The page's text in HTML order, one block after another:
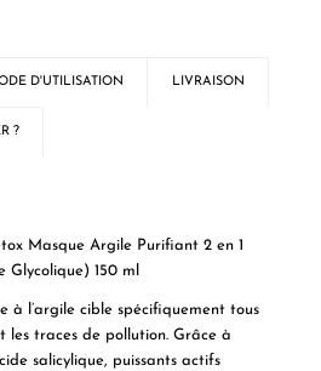
D'UTILISATION LIVRAISON
?
Masque Argile Purifiant 2 en 1
Glycolique) 150 ml
à l’argile cible spécifiquement tous
les traces de pollution. Grâce à
salicylique, puissants actifs